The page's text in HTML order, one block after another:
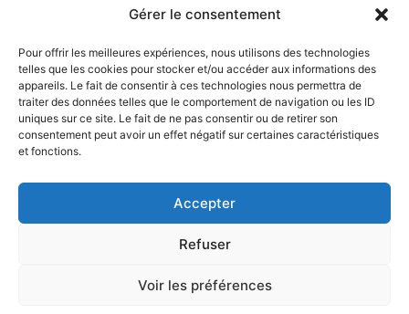
Gérer le consentement
Pour offrir les meilleures expériences, nous utilisons des technologies
telles que les cookies pour stocker et/ou accéder aux informations des
appareils. Le fait de consentir à ces technologies nous permettra de
traiter des données telles que le comportement de navigation ou les ID
uniques sur ce site. Le fait de ne pas consentir ou de retirer son
consentement peut avoir un effet négatif sur certaines caractéristiques
et fonctions.
Accepter
Refuser
Voir les préférences
© Gouvernement du Québec, 2026
Plan du site
Accessibilité
Accès à l'information
Déclaration de services